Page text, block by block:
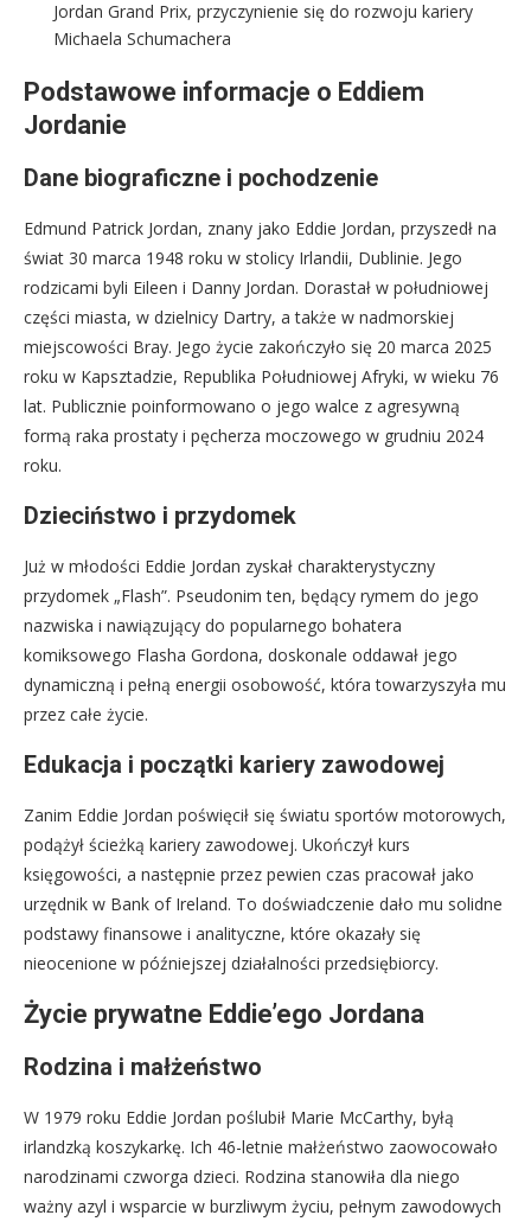
Jordan Grand Prix, przyczynienie się do rozwoju kariery
Michaela Schumachera
Podstawowe informacje o Eddiem
Jordanie
Dane biograficzne i pochodzenie
Edmund Patrick Jordan, znany jako Eddie Jordan, przyszedł na
świat 30 marca 1948 roku w stolicy Irlandii, Dublinie. Jego
rodzicami byli Eileen i Danny Jordan. Dorastał w południowej
części miasta, w dzielnicy Dartry, a także w nadmorskiej
miejscowości Bray. Jego życie zakończyło się 20 marca 2025
roku w Kapsztadzie, Republika Południowej Afryki, w wieku 76
lat. Publicznie poinformowano o jego walce z agresywną
formą raka prostaty i pęcherza moczowego w grudniu 2024
roku.
Dzieciństwo i przydomek
Już w młodości Eddie Jordan zyskał charakterystyczny
przydomek „Flash”. Pseudonim ten, będący rymem do jego
nazwiska i nawiązujący do popularnego bohatera
komiksowego Flasha Gordona, doskonale oddawał jego
dynamiczną i pełną energii osobowość, która towarzyszyła mu
przez całe życie.
Edukacja i początki kariery zawodowej
Zanim Eddie Jordan poświęcił się światu sportów motorowych,
podążył ścieżką kariery zawodowej. Ukończył kurs
księgowości, a następnie przez pewien czas pracował jako
urzędnik w Bank of Ireland. To doświadczenie dało mu solidne
podstawy finansowe i analityczne, które okazały się
nieocenione w późniejszej działalności przedsiębiorcy.
Życie prywatne Eddie’ego Jordana
Rodzina i małżeństwo
W 1979 roku Eddie Jordan poślubił Marie McCarthy, byłą
irlandzką koszykarkę. Ich 46-letnie małżeństwo zaowocowało
narodzinami czworga dzieci. Rodzina stanowiła dla niego
ważny azyl i wsparcie w burzliwym życiu, pełnym zawodowych